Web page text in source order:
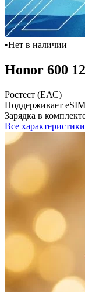
•Нет в наличии
Honor 600
Ростест (ЕАС)
Поддерживает eSIM
Зарядка в
Все характеристики